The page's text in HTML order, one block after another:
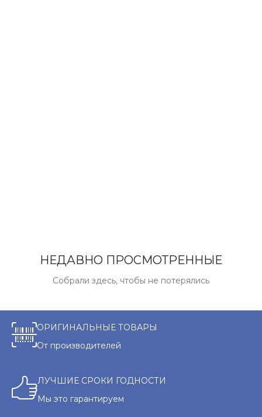
НЕДАВНО ПРОСМОТРЕННЫЕ
Собрали здесь, чтобы не потерялись
ОРИГИНАЛЬНЫЕ ТОВАРЫ
От производителей
ЛУЧШИЕ СРОКИ ГОДНОСТИ
Мы это гарантируем